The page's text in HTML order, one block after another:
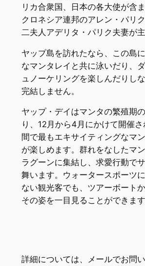
リカ合衆国、日本の各大使が含
クロネシア連邦のアレン・パリ
二夫人アデリタ・パリク夫妻が主
ヤップ島を訪れたなら、この島
なマンタレイと共に泳いだり、
ュノーケリングを楽しんだりし
完結しません。
ヤップ・デイはマンタの繁殖期
り、12月から4月にかけて開催
間で最もエキサイティングなマ
が楽しめます。群れをなしたマ
ラグーンに集結し、求愛行動で
舞います。ウォータースポーツ
ない観光客でも、ツアーボート
その姿を一目見ることができます
詳細については、メールでお問